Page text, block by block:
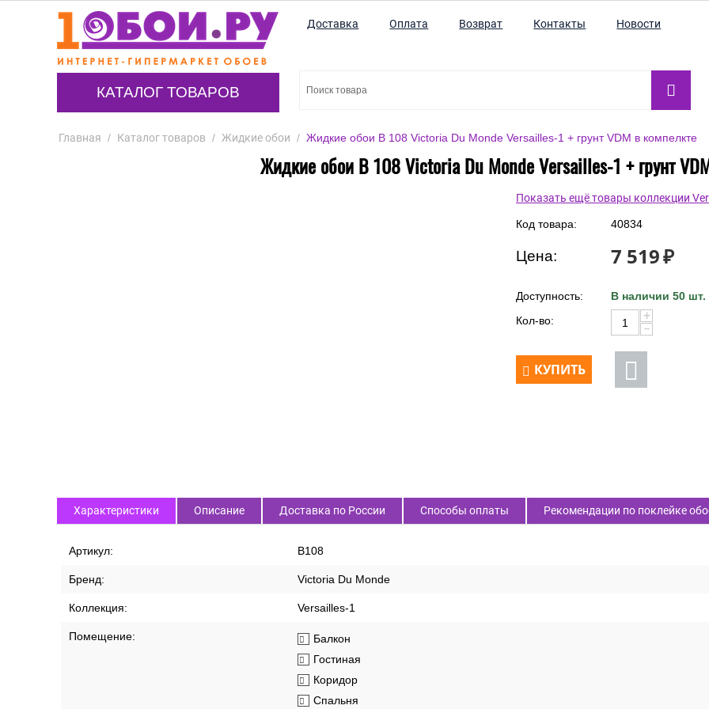
КАТАЛОГ ТОВАРОВ
Доставка Оплата Возврат Контакты Новости
Главная / Каталог товаров / Жидкие обои / Жидкие обои В 108 Victoria Du Monde Versailles-1 + грунт VDM в компелкте
Жидкие обои В 108 Victoria Du Monde Versailles-1 + грунт
Показать ещё товары коллекции
Код товара: 40834
Цена: 7 519₽
Доступность:
В наличии 50 шт.
Кол-во:
+
−
КУПИТЬ
Характеристики Описание Доставка по России Способы оплаты Рекомендации по поклейке
Артикул: В108
Бренд: Victoria Du Monde
Коллекция: Versailles-1
Помещение:
Балкон
Гостиная
Коридор
Спальня